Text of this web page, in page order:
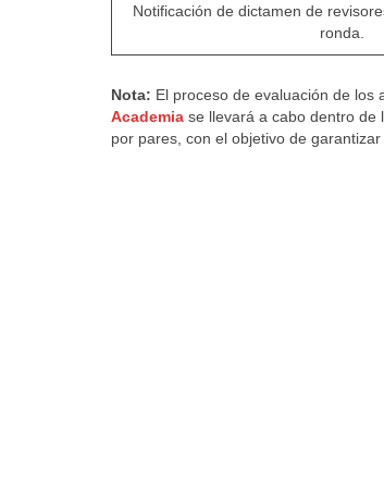
Notificación de dictamen de
ronda.
Nota: El proceso de evaluación de los
Academia se llevará a cabo dentro de
por pares, con el objetivo de